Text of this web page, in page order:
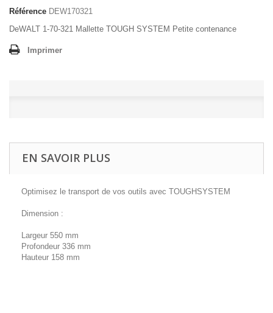
Référence DEW170321
DeWALT 1-70-321 Mallette TOUGH SYSTEM Petite contenance
Imprimer
EN SAVOIR PLUS
Optimisez le transport de vos outils avec TOUGHSYSTEM
Dimension :
Largeur 550 mm
Profondeur 336 mm
Hauteur 158 mm